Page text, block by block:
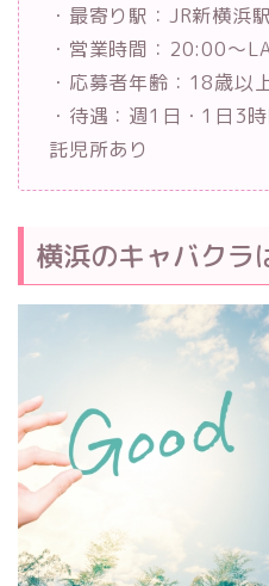
・最寄り駅：JR新横浜駅
・営業時間：20:00～
・応募者年齢：18歳以
・待遇：週1日・1日3
託児所あり
横浜のキャバクラ